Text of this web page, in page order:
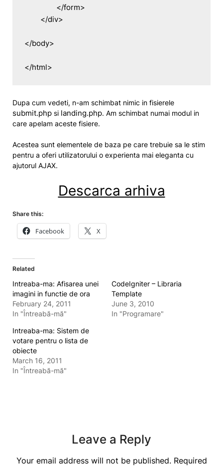
</body>
</html>
Dupa cum vedeti, n-am schimbat nimic in fisierele
submit.php si landing.php. Am schimbat numai modul in
care apelam aceste fisiere.
Acestea sunt elementele de baza pe care trebuie sa le stim
pentru a oferi utilizatorului o experienta mai eleganta cu
ajutorul AJAX.
Descarca arhiva
Share this:
Facebook X
Related
Intreaba-ma: Afisarea unei
imagini in functie de ora
February 24, 2011
In "Întreabă-mă"
CodeIgniter – Libraria
Template
June 3, 2010
In "Programare"
Intreaba-ma: Sistem de
votare pentru o lista de
obiecte
March 16, 2011
In "Întreabă-mă"
Leave a Reply
Your email address will not be published. Required